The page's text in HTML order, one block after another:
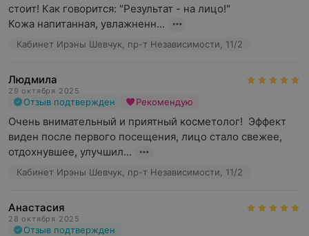
стоит! Как говорится: "Результат - на лицо!"
Кожа напитанная, увлажненн...
Кабинет Ирэны Шевчук, пр-т Независимости, 11/2
Людмила
29 октября 2025
Отзыв подтвержден Рекомендую
Очень внимательный и приятный косметолог!  Эффект
виден после первого посещения, лицо стало свежее,
отдохнувшее, улучшил...
Кабинет Ирэны Шевчук, пр-т Независимости, 11/2
Анастасия
28 октября 2025
Отзыв подтвержден